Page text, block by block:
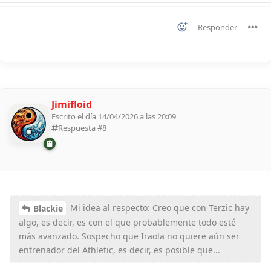
Responder
Jimifloid
Escrito el día 14/04/2026 a las 20:09
Respuesta #8
Blackie
Mi idea al respecto: Creo que con Terzic hay
algo, es decir, es con el que probablemente todo esté
más avanzado. Sospecho que Iraola no quiere aún ser
entrenador del Athletic, es decir, es posible que...